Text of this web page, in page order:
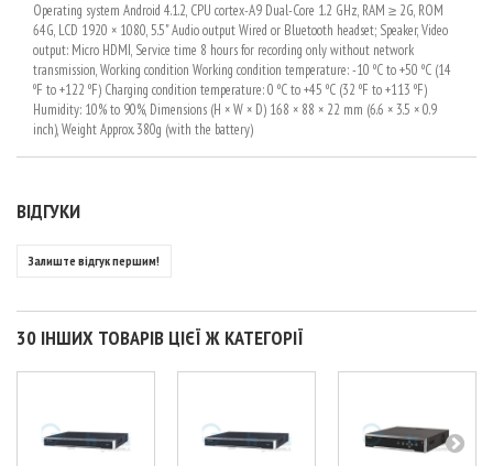
Operating system Android 4.1.2, CPU cortex-A9 Dual-Core 1.2 GHz, RAM ≥ 2G, ROM
64G, LCD 1920 × 1080, 5.5" Audio output Wired or Bluetooth headset; Speaker, Video
output: Micro HDMI, Service time 8 hours for recording only without network
transmission, Working condition Working condition temperature: -10 ºC to +50 ºC (14
ºF to +122 ºF) Charging condition temperature: 0 ºC to +45 ºC (32 ºF to +113 ºF)
Humidity: 10% to 90%, Dimensions (H × W × D) 168 × 88 × 22 mm (6.6 × 3.5 × 0.9
inch), Weight Approx. 380g (with the battery)
ВІДГУКИ
Залиште відгук першим!
30 ІНШИХ ТОВАРІВ ЦІЄЇ Ж КАТЕГОРІЇ